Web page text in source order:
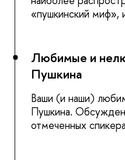
«пушкинский миф»,
Любимые и
Пушкина
Ваши (и наши)
Пушкина.
отмеченных